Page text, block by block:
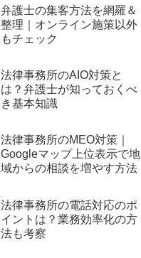
弁護士の集客方法を網羅＆
整理｜オンライン施策以外
もチェック
法律事務所のAIO対策と
は？弁護士が知っておくべ
き基本知識
法律事務所のMEO対策｜
Googleマップ上位表示で地
域からの相談を増やす方法
法律事務所の電話対応のポ
イントは？業務効率化の方
法も考察